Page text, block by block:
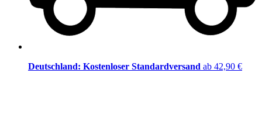
Deutschland: Kostenloser Standardversand ab 42,90 €